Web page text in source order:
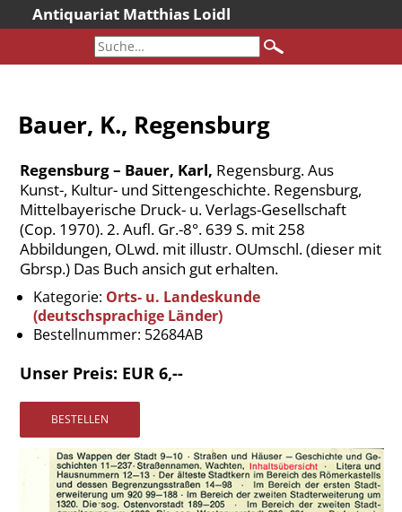
Antiquariat Matthias Loidl
Aktuelles
Neueingänge
Sonderangebote
Katalogarchiv
Newsletter
Über uns
Kontakt
Warenkorb
Vertrag widerrufen
Widerrufsbelehrung
Datenschutz
Impressum
Bauer, K., Regensburg
Regensburg – Bauer, Karl, Regensburg. Aus
Kunst-, Kultur- und Sittengeschichte. Regensburg,
Mittelbayerische Druck- u. Verlags-Gesellschaft
(Cop. 1970). 2. Aufl. Gr.-8°. 639 S. mit 258
Abbildungen, OLwd. mit illustr. OUmschl. (dieser mit
Gbrsp.) Das Buch ansich gut erhalten.
Kategorie: Orts- u. Landeskunde
(deutschsprachige Länder)
Bestellnummer: 52684AB
Unser Preis: EUR 6,--